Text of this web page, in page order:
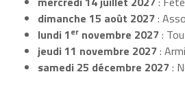
dimanche 15 août 2027:
lundi 1er novembre 2027:
jeudi 11 novembre 2027:
samedi 25 décembre 2027: